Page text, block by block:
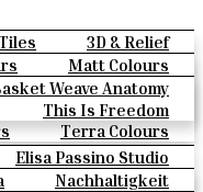
3D & Relief
Parquet Bisque
Elisa Passino
Paulo Vale
Matt Colours
Special Firing
Platinum
Blends
Terra Colours
Weave Anatomy
This Is Freedom
Elisa Passino Studio
Paulo Vale
Nachhaltigkeit